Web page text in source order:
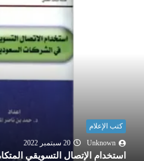
كتب الإعلام
Unknown
20 سبتمبر 2022
استخدام الإتصال التسويقي